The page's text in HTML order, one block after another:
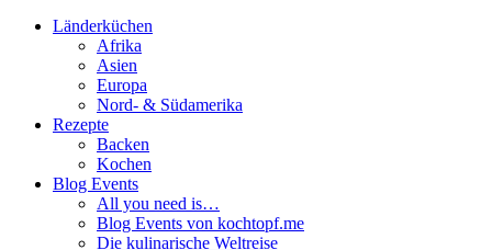
Länderküchen
Afrika
Asien
Europa
Nord- & Südamerika
Rezepte
Backen
Kochen
Blog Events
All you need is…
Blog Events von kochtopf.me
Die kulinarische Weltreise